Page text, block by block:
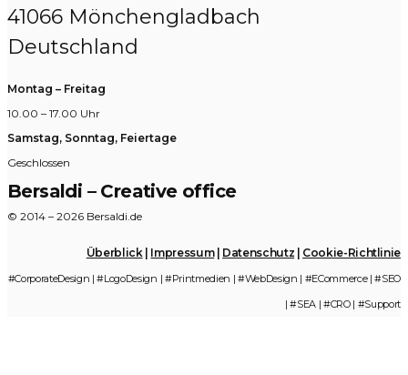
41066 Mönchengladbach
Deutschland
Montag – Freitag
10.00 – 17.00 Uhr
Samstag, Sonntag, Feiertage
Geschlossen
Bersaldi – Creative office
© 2014 – 2026 Bersaldi.de
Überblick Impressum| Datenschutz Cookie-Richtlinie
#CorporateDesign | #LogoDesign | #Printmedien | #WebDesign | #ECommerce | #SEO
| #SEA | #CRO | #Support